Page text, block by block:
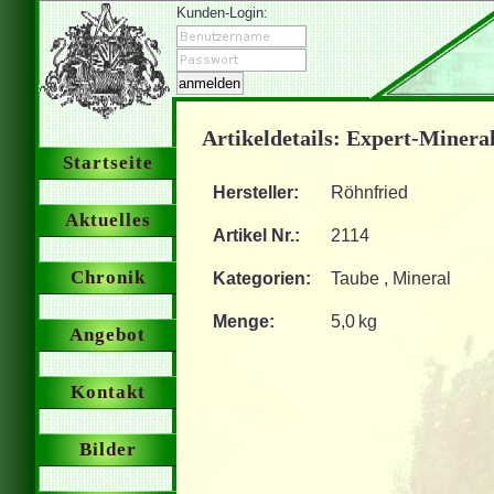
Kunden-Login:
Startseite
Aktuelles
Chronik
Angebot
Kontakt
Bilder
Artikeldetails: Expert-
Hersteller: Röhnfried
Artikel Nr.: 2114
Kategorien: Taube , Mineral
Menge: 5,0 kg